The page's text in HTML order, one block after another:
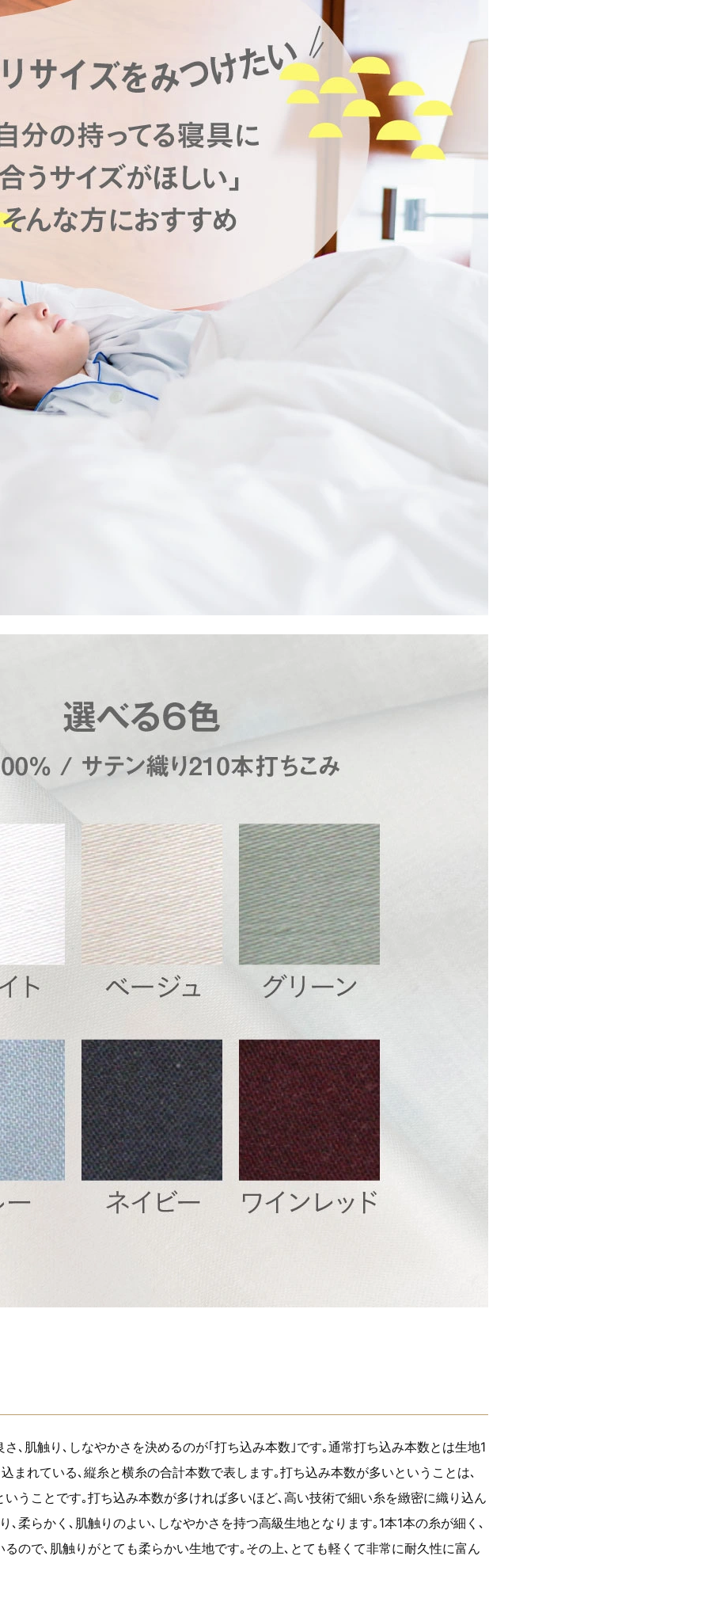
､肌触り､しなやかさを決めるのが｢打ち込み本数｣です｡通常打ち込み本数とは生地1
まれている､縦糸と横糸の合計本数で表します｡打ち込み本数が多いということは､
うことです｡打ち込み本数が多ければ多いほど､高い技術で細い糸を緻密に織り込ん
､柔らかく､肌触りのよい､しなやかさを持つ高級生地となります｡1本1本の糸が細く､
ので､肌触りがとても柔らかい生地です｡その上､とても軽くて非常に耐久性に富ん